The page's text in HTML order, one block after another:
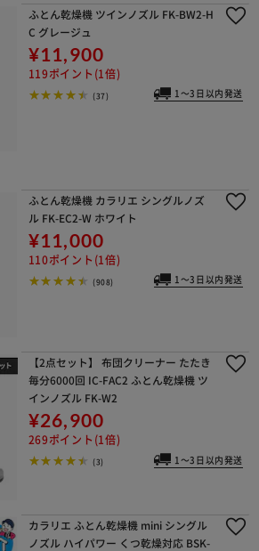
ふとん乾燥機 ツインノズル FK-BW2-H
C グレージュ
¥11,900
119ポイント(1倍)
(37) 1～3日以内発送
ふとん乾燥機 カラリエ シングルノズ
ル FK-EC2-W ホワイト
¥11,000
110ポイント(1倍)
(908) 1～3日以内発送
【2点セット】 布団クリーナー たたき
毎分6000回 IC-FAC2 ふとん乾燥機 ツ
インノズル FK-W2
¥26,900
269ポイント(1倍)
(3) 1～3日以内発送
カラリエ ふとん乾燥機 mini シングル
ノズル ハイパワー くつ乾燥対応 BSK-